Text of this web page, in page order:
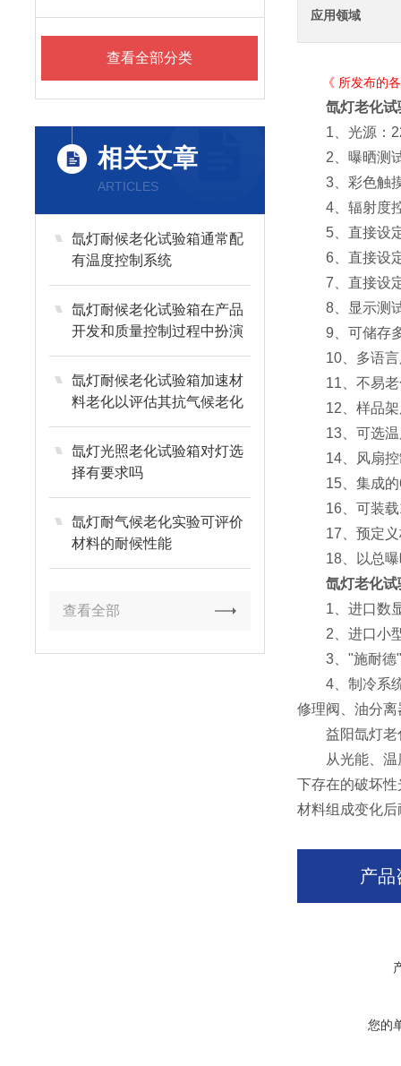
查看全部分类
相关文章
ARTICLES
氙灯耐候老化试验箱通常配
有温度控制系统
氙灯耐候老化试验箱在产品
开发和质量控制过程中扮演
着重要角色
氙灯耐候老化试验箱加速材
料老化以评估其抗气候老化
性能
氙灯光照老化试验箱对灯选
择有要求吗
氙灯耐气候老化实验可评价
材料的耐候性能
查看全部
应用领域
《 所发布的各
氙灯老化
1、光源：
2、曝晒测试
3、彩色触摸
4、辐射度控
5、直接设定
6、直接设定
7、直接设定
8、显示测试
9、可储存多
10、多语言
11、不易老
12、样品架
13、可选温
14、风扇控
15、集成的
16、可装载
17、预定义
18、以总曝
氙灯老化
1、进口数显
2、进口小型
3、"施耐德"
4、制冷系统
修理阀、油分
益阳氙灯老
从光能、温度
下存在的破坏
材料组成变化
产品
您的